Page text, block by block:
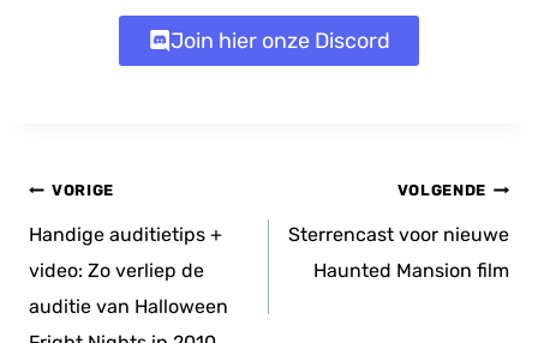
Join hier onze Discord
Bericht
navigatie
VORIGE
Handige auditietips +
video: Zo verliep de
auditie van Halloween
VOLGENDE
Sterrencast voor nieuwe
Haunted Mansion film